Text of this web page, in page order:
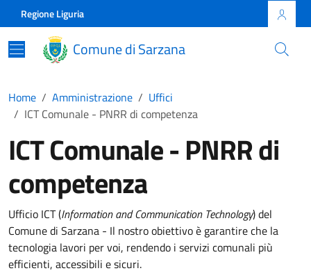
Skip to main content
Comune di Sarzana
Regione Liguria
Comune di Sarzana
Home Amministrazione
Uffici
ICT Comunale - PNRR di competenza
ICT Comunale - PNRR di
competenza
Ufficio ICT (Information and Communication Technology) del
Comune di Sarzana - Il nostro obiettivo è garantire che la
tecnologia lavori per voi, rendendo i servizi comunali più
efficienti, accessibili e sicuri.